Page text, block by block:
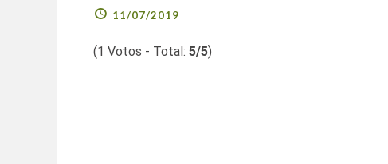
11/07/2019
(1 Votos - Total: 5/5)